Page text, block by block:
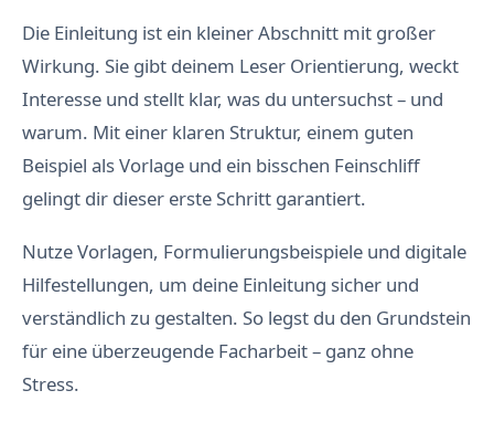
Die Einleitung ist ein kleiner Abschnitt mit großer
Wirkung. Sie gibt deinem Leser Orientierung, weckt
Interesse und stellt klar, was du untersuchst – und
warum. Mit einer klaren Struktur, einem guten
Beispiel als Vorlage und ein bisschen Feinschliff
gelingt dir dieser erste Schritt garantiert.
Nutze Vorlagen, Formulierungsbeispiele und digitale
Hilfestellungen, um deine Einleitung sicher und
verständlich zu gestalten. So legst du den Grundstein
für eine überzeugende Facharbeit – ganz ohne
Stress.